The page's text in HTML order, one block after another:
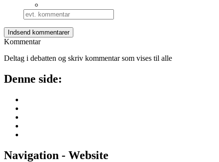
Kommentar
Deltag i debatten og skriv kommentar som vises til alle
Denne side:
Navigation - Website